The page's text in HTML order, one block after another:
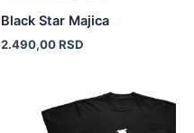
Black Star Majica
2.490,00RSD
na
stranici
proizvod